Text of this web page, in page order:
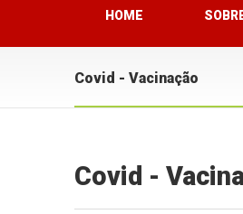
HOME
Covid - Vacinação
Covid -